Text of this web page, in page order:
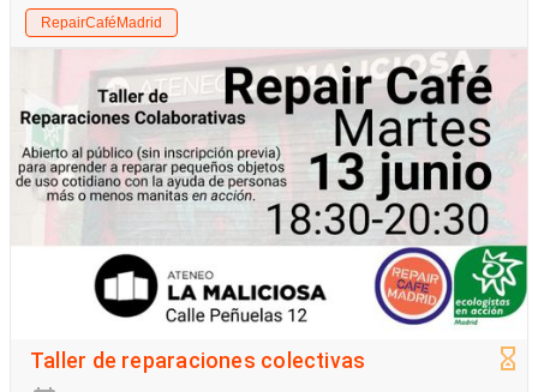
RepairCaféMadrid
Taller de reparaciones colectivas